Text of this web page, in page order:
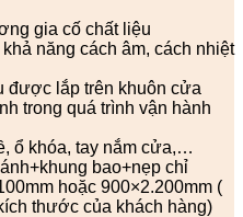
gia cố chất liệu
năng cách âm, cách nhiệt
được lắp trên khuôn cửa
trong quá trình vận hành
ổ khóa, tay nắm cửa,…
bao+nẹp chỉ
hoặc 900×2.200mm (
thước của khách hàng)